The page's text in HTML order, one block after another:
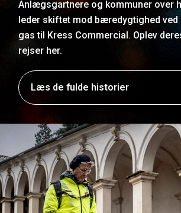
Anlægsgartnere og kommuner over
leder skiftet mod bæredygtighed
gas til Kress Commercial. Oplev
rejser her.
Læs de fulde historier